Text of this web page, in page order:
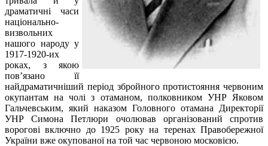
драматичні часи
національно-
визвольних
нашого народу у
1917-1920-их
роках, з якою
пов’язано її
найдраматичніший період збройного протистояння червоним
окупантам на чолі з отаманом, полковником УНР Яковом
Гальчевським, який наказом Головного отамана Директорії
УНР Симона Петлюри очолював організований спротив
ворогові включно до 1925 року на теренах Правобережної
України вже окупованої на той час червоною московією.